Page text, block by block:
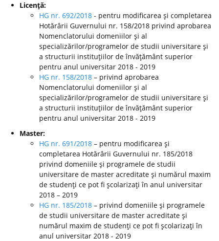
Licenţă:
HG nr. 692/2018 - pentru modificarea şi completarea
Hotărârii Guvernului nr. 158/2018 privind aprobarea
Nomenclatorului domeniilor şi al
specializărilor/programelor de studii universitare şi
a structurii instituţiilor de învăţământ superior
pentru anul universitar 2018 - 2019
HG nr. 158/2018 – privind aprobarea
Nomenclatorului domeniilor şi al
specializărilor/programelor de studii universitare şi
a structurii instituţiilor de învăţământ superior
pentru anul universitar 2018 - 2019
Master:
HG nr. 691/2018 – pentru modificarea şi
completarea Hotărârii Guvernului nr. 185/2018
privind domeniile şi programele de studii
universitare de master acreditate şi numărul maxim
de studenţi ce pot fi şcolarizaţi în anul universitar
2018 – 2019
HG nr. 185/2018 – privind domeniile şi programele
de studii universitare de master acreditate şi
numărul maxim de studenţi ce pot fi şcolarizaţi în
anul universitar 2018 - 2019